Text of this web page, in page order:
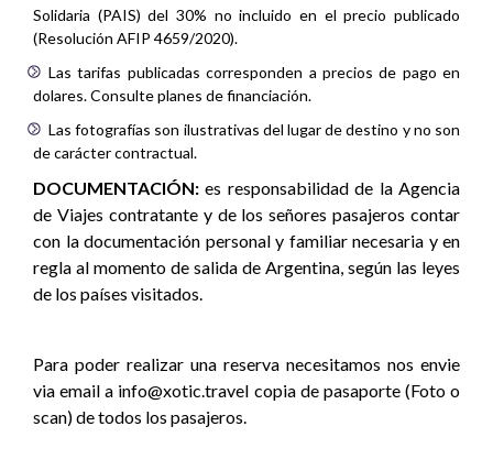
Solidaria (PAIS) del 30% no incluido en el precio publicado
(Resolución AFIP 4659/2020).
Las tarifas publicadas corresponden a precios de pago en
dolares. Consulte planes de financiación.
Las fotografías son ilustrativas del lugar de destino y no son
de carácter contractual.
DOCUMENTACIÓN: es responsabilidad de la Agencia
de Viajes contratante y de los señores pasajeros contar
con la documentación personal y familiar necesaria y en
regla al momento de salida de Argentina, según las leyes
de los países visitados.
Para poder realizar una reserva necesitamos nos envie
via email a info@xotic.travel copia de pasaporte (Foto o
scan) de todos los pasajeros.